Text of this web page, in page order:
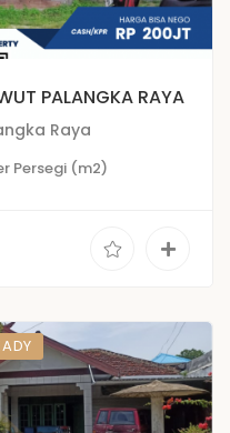
PALANGKA RAYA
Raya
Persegi (m2)